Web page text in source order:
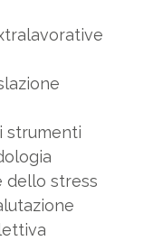
strumenti
dello stress